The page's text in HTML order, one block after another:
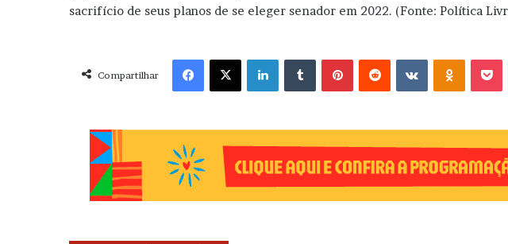
sacrifício de seus planos de se eleger senador em 2022. (Fonte: Política
Compartilhar
Facebook X Linkedin VK OK